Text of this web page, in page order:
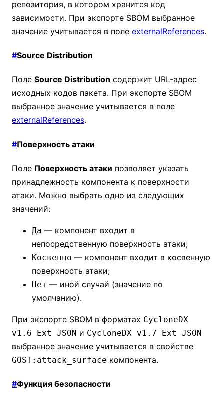
репозитория, в котором хранится код
зависимости. При экспорте SBOM выбранное
значение учитывается в поле externalReferences.
#Source Distribution
Поле Source Distribution содержит URL-адрес
исходных кодов пакета. При экспорте SBOM
выбранное значение учитывается в поле
externalReferences.
#Поверхность атаки
Поле Поверхность атаки позволяет указать
принадлежность компонента к поверхности
атаки. Можно выбрать одно из следующих
значений:
Да — компонент входит в
непосредственную поверхность атаки;
Косвенно — компонент входит в косвенную
поверхность атаки;
Нет — иной случай (значение по
умолчанию).
При экспорте SBOM в форматах CycloneDX
v1.6 Ext JSON и CycloneDX v1.7 Ext JSON
выбранное значение учитывается в свойстве
GOST:attack_surface компонента.
#Функция безопасности